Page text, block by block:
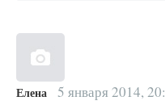
Елена 5 января 2014,